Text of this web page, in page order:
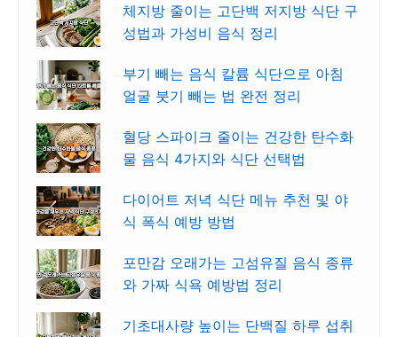
체지방 줄이는 고단백 저지방 식단 구
성법과 가성비 음식 정리
부기 빼는 음식 칼륨 식단으로 아침
얼굴 붓기 빼는 법 완전 정리
혈당 스파이크 줄이는 건강한 탄수화
물 음식 4가지와 식단 선택법
다이어트 저녁 식단 메뉴 추천 및 야
식 폭식 예방 방법
포만감 오래가는 고섬유질 음식 종류
와 가짜 식욕 예방법 정리
기초대사량 높이는 단백질 하루 섭취